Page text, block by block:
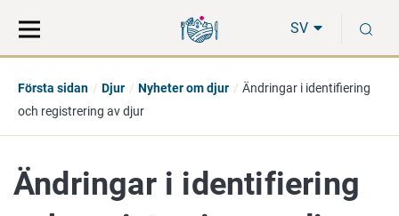
direkt
till
på
hela
SV
Första sidan Djur Nyheter om djur
Ändringar i identifiering
och registrering av djur
Ändringar i identifiering